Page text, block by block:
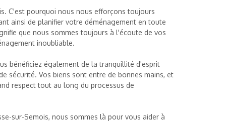
C'est pourquoi nous nous efforçons toujours
ainsi de planifier votre déménagement en toute
que nous sommes toujours à l'écoute de vos
inoubliable.
bénéficiez également de la tranquillité d'esprit
sécurité. Vos biens sont entre de bonnes mains, et
respect tout au long du processus de
sur-Semois, nous sommes là pour vous aider à